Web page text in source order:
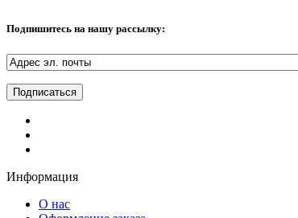
Подпишитесь на нашу рассылку:
Информация
О нас